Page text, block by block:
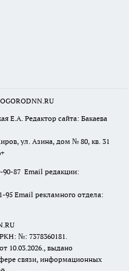
Е.А. Редактор сайта: Бакаева
ул. Азина, дом № 80, кв. 31
90-87 Email редакции:
95 Email рекламного отдела:
№: 7378360181.
10.03.2026., выдано
связи, информационных